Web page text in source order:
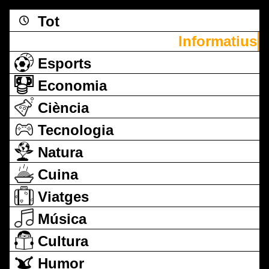
Tot
Informatius
Esports
Economia
Ciència
Tecnologia
Natura
Cuina
Viatges
Música
Cultura
Humor